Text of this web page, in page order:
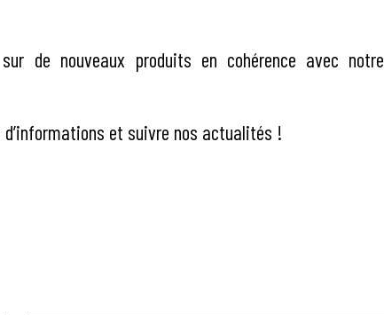
de nouveaux produits en cohérence avec notre
d’informations et suivre nos actualités !